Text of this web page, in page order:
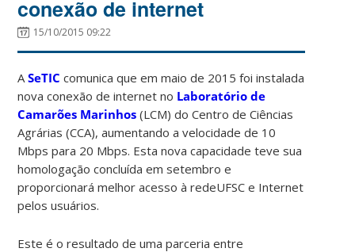
conexão de internet
15/10/2015 09:22
ASeTIC comunica que em maio de 2015 foi instalada
nova conexão de internet no Laboratório de
Camarões Marinhos (LCM) do Centro de Ciências
Agrárias (CCA), aumentando a velocidade de 10
Mbps para 20 Mbps. Esta nova capacidade teve sua
homologação concluída em setembro e
proporcionará melhor acesso à redeUFSC e Internet
pelos usuários.
Este é o resultado de uma parceria entre